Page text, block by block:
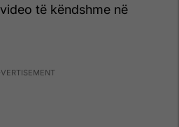
të këndshme në